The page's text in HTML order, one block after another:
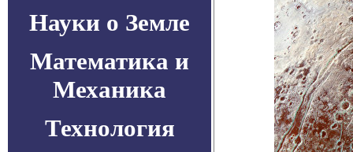
Науки о Земле
Математика и
Механика
Технология